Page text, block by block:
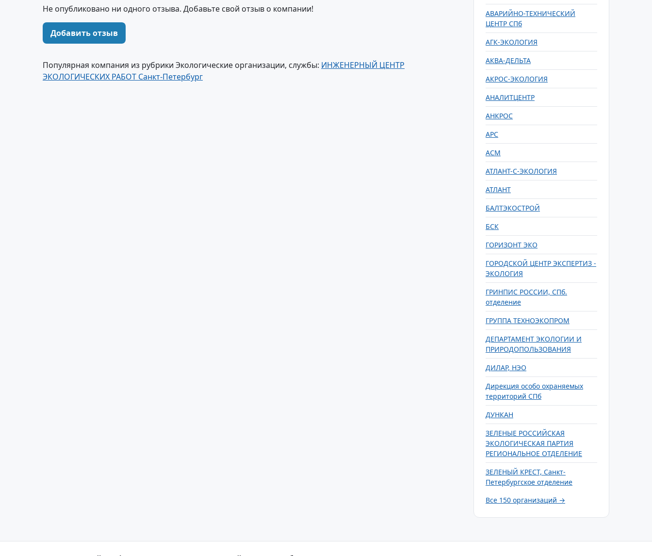
Не опубликовано ни одного отзыва. Добавьте свой отзыв о компании!
Добавить отзыв
Популярная компания из рубрики Экологические организации, службы: ИНЖЕНЕРНЫЙ ЦЕНТР
ЭКОЛОГИЧЕСКИХ РАБОТ Санкт-Петербург
АВАРИЙНО-ТЕХНИЧЕСКИЙ
ЦЕНТР СПб
АГК-ЭКОЛОГИЯ
АКВА-ДЕЛЬТА
АКРОС-ЭКОЛОГИЯ
АНАЛИТЦЕНТР
АНКРОС
АРС
АСМ
АТЛАНТ-С-ЭКОЛОГИЯ
АТЛАНТ
БАЛТЭКОСТРОЙ
БСК
ГОРИЗОНТ ЭКО
ГОРОДСКОЙ ЦЕНТР ЭКСПЕРТИЗ -
ЭКОЛОГИЯ
ГРИНПИС РОССИИ, СПб.
отделение
ГРУППА ТЕХНОЭКОПРОМ
ДЕПАРТАМЕНТ ЭКОЛОГИИ И
ПРИРОДОПОЛЬЗОВАНИЯ
ДИЛАР, НЭО
Дирекция особо охраняемых
территорий СПб
ДУНКАН
ЗЕЛЕНЫЕ РОССИЙСКАЯ
ЭКОЛОГИЧЕСКАЯ ПАРТИЯ
РЕГИОНАЛЬНОЕ ОТДЕЛЕНИЕ
ЗЕЛЕНЫЙ КРЕСТ, Санкт-
Петербургское отделение
Все 150 организаций →